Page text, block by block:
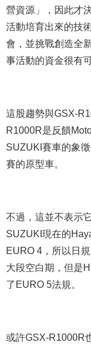
營資源」，因此才
活動培育出來的技
會，並挑戰創造全
事活動的資金很有
這股趨勢與GSX-
R1000R是反饋
SUZUKI賽車的象
賽的原型車。
不過，這並不表示
SUZUKI現在的
EURO 4，所以日
大段空白期，但是
了EURO 5法規。
或許GSX-R1000R